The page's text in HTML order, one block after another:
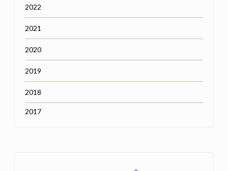
2022
2021
2020
2019
2018
2017